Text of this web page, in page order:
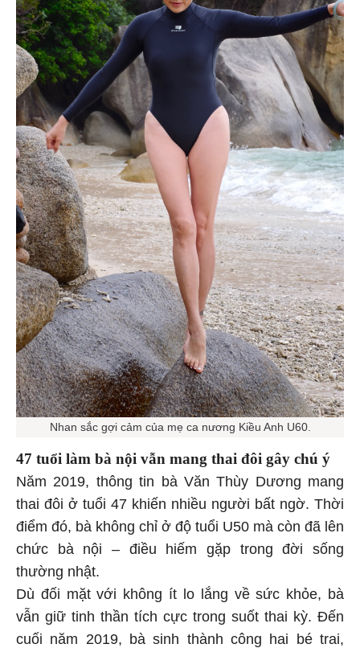
Nhan sắc gợi cảm của mẹ ca nương Kiều Anh U60.
47 tuổi làm bà nội vẫn mang thai đôi gây chú ý
Năm 2019, thông tin bà Văn Thùy Dương mang
thai đôi ở tuổi 47 khiến nhiều người bất ngờ. Thời
điểm đó, bà không chỉ ở độ tuổi U50 mà còn đã lên
chức bà nội – điều hiếm gặp trong đời sống
thường nhật.
Dù đối mặt với không ít lo lắng về sức khỏe, bà
vẫn giữ tinh thần tích cực trong suốt thai kỳ. Đến
cuối năm 2019, bà sinh thành công hai bé trai,